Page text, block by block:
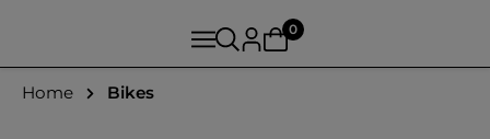
0
Home Bikes